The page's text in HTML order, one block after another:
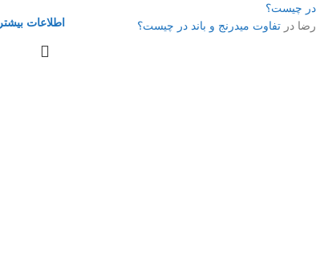
در چیست؟
رضا در تفاوت میدرنج و باند در چیست؟ اطلاعات بیشتر